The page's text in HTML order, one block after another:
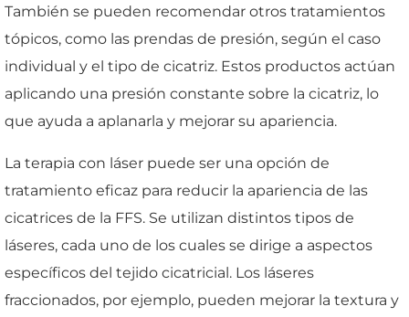
También se pueden recomendar otros tratamientos
tópicos, como las prendas de presión, según el caso
individual y el tipo de cicatriz. Estos productos actúan
aplicando una presión constante sobre la cicatriz, lo
que ayuda a aplanarla y mejorar su apariencia.
La terapia con láser puede ser una opción de
tratamiento eficaz para reducir la apariencia de las
cicatrices de la FFS. Se utilizan distintos tipos de
láseres, cada uno de los cuales se dirige a aspectos
específicos del tejido cicatricial. Los láseres
fraccionados, por ejemplo, pueden mejorar la textura y